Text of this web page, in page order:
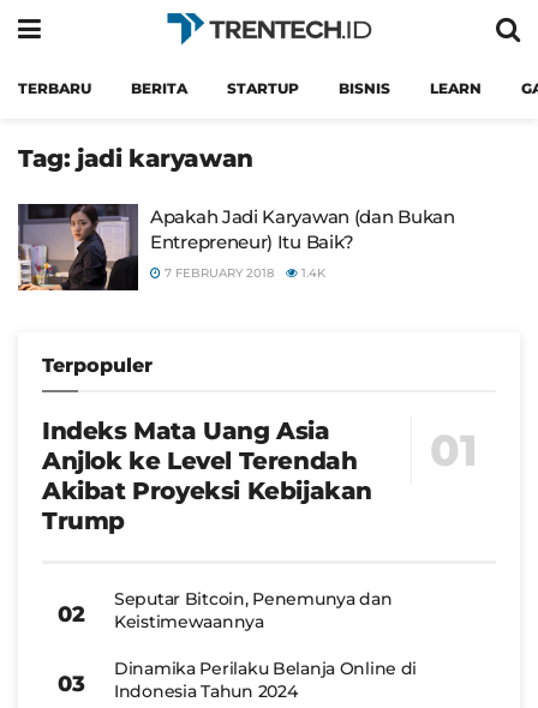
TERBARU BERITA STARTUP BISNIS LEARN
Tag: jadi karyawan
Apakah Jadi Karyawan (dan Bukan
Entrepreneur) Itu Baik?
7 FEBRUARY 2018 1.4K
Terpopuler
Indeks Mata Uang Asia
Anjlok ke Level Terendah
Akibat Proyeksi Kebijakan
Trump
Seputar Bitcoin, Penemunya dan
Keistimewaannya
Dinamika Perilaku Belanja Online di
Indonesia Tahun 2024